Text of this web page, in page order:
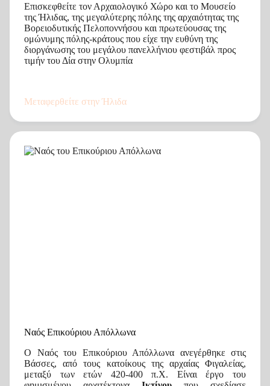
Επισκεφθείτε τον Αρχαιολογικό Χώρο και το Μουσείο
της Ήλιδας, της μεγαλύτερης πόλης της αρχαιότητας της
Βορειοδυτικής Πελοποννήσου και πρωτεύουσας της
ομώνυμης πόλης-κράτους που είχε την ευθύνη της
διοργάνωσης του μεγάλου πανελλήνιου φεστιβάλ προς
τιμήν του Δία στην Ολυμπία
Μεταφερθείτε στην Ήλιδα
Ναός Επικούριου Απόλλωνα
Ο Ναός του Επικούριου Απόλλωνα ανεγέρθηκε στις
Βάσσες, από τους κατοίκους της αρχαίας Φιγαλείας,
μεταξύ των ετών 420-400 π.Χ. Είναι έργο του